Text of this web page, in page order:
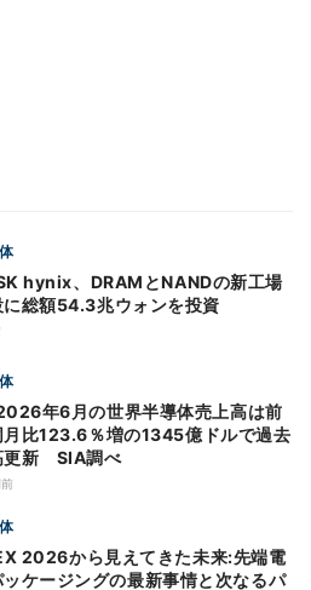
に総額54.3兆ウォンを投資
月比123.6％増の1345億ドルで過去
更新 SIA調べ
2026から見えてきた未来:先端電
ケージングの最新事情と次なるパ